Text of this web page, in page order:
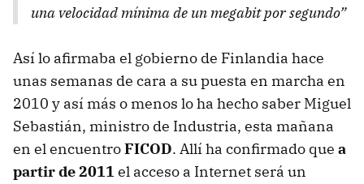
una velocidad mínima de un megabit por segundo”
Así lo afirmaba el gobierno de Finlandia hace
unas semanas de cara a su puesta en marcha en
2010 y así más o menos lo ha hecho saber Miguel
Sebastián, ministro de Industria, esta mañana
en el encuentroFICOD. Allí ha confirmado que a
partir de 2011 el acceso a Internet será un